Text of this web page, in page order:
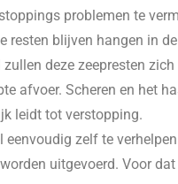
problemen te
resten blijven hangen in de
deze zeepresten zich
afvoer. Scheren en het
leidt tot verstopping.
zelf te
uitgevoerd. Voor